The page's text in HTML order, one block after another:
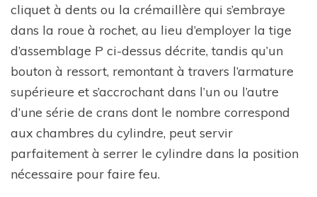
cliquet à dents ou la crémaillère qui s’embraye
dans la roue à rochet, au lieu d’employer la tige
d’assemblage P ci-dessus décrite, tandis qu’un
bouton à ressort, remontant à travers l’armature
supérieure et s’accrochant dans l’un ou l’autre
d’une série de crans dont le nombre correspond
aux chambres du cylindre, peut servir
parfaitement à serrer le cylindre dans la position
nécessaire pour faire feu.